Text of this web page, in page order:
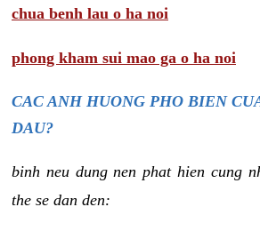
chua benh lau o ha noi
phong kham sui mao ga o ha noi
CAC ANH HUONG PHO BIEN
DAU?
binh neu dung nen phat hien cung
the se dan den: